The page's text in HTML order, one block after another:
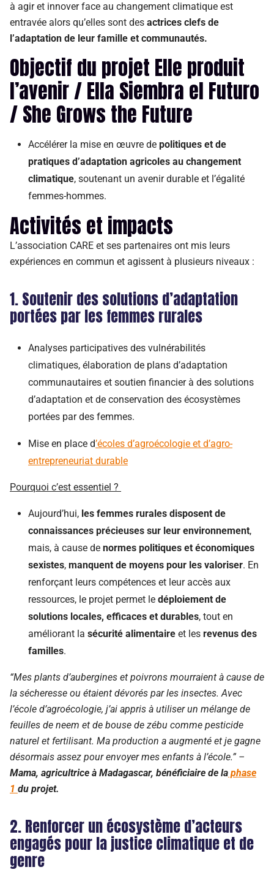
à agir et innoverface au changement climatique est
entravée alors qu’elles sont des actrices clefs de
l’adaptation de leur famille et communautés.
Objectif du projet Elle produit
l’avenir / Ella Siembra el Futuro
/ She Grows the Future
Accélérer la mise en œuvre de politiques et de
pratiques d’adaptation agricoles au changement
climatique, soutenant un avenir durable et l’égalité
femmes-hommes.
Activités et impacts
L’association CARE et ses partenaires ont mis leurs
expériences en commun et agissent à plusieurs niveaux :
1.Soutenir des solutions d’adaptation
portées par les femmes rurales
Analyses participatives des vulnérabilités
climatiques, élaboration de plans d’adaptation
communautaires et soutien financier à des solutions
d’adaptation et de conservation des écosystèmes
portées par des femmes.
Mise en place d’écoles d’agroécologie et d’agro-
entrepreneuriat durable
Pourquoi c’est essentiel ?
Aujourd’hui, les femmes rurales disposent de
connaissances précieuses sur leur environnement,
mais, à cause de normes politiques et économiques
sexistes, manquent de moyens pour les valoriser. En
renforçant leurs compétences et leur accès aux
ressources, le projet permet le déploiement de
solutions locales, efficaces et durables, tout en
améliorant la sécurité alimentaire et les revenus des
familles.
“Mes plants d’aubergines et poivrons mourraient à cause de
la sécheresse ou étaient dévorés par les insectes.Avec
l’école d’agroécologie, j’ai appris à utiliserun mélange de
feuilles de neem et de bouse de zébu comme pesticide
naturel et fertilisant. Ma production a augmenté et je gagne
désormais assez pourenvoyer mes enfants à l’école.” –
Mama, agricultrice à Madagascar, bénéficiaire de la phase
1 du projet.
2.Renforcer un écosystème d’acteurs
engagés pour la justice climatique et de
genre